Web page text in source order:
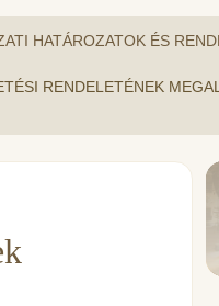
HATÁROZATOK ÉS
RENDELETÉNEK